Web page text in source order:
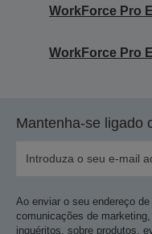
WorkForce Pro
WorkForce Pro
Mantenha-se ligado
Ao enviar o seu endereço
comunicações de
inquéritos, sobre produtos,